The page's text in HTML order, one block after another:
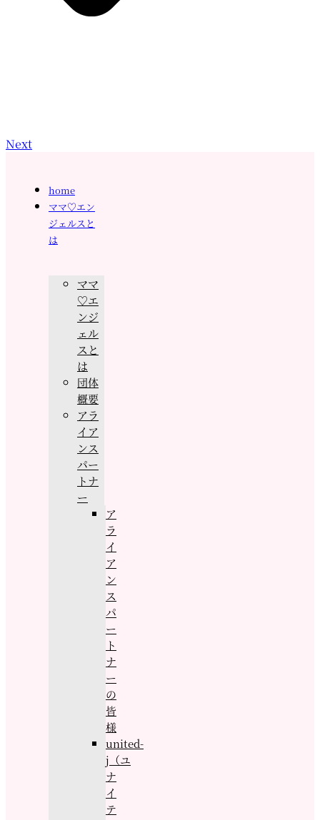
Next
home
ママ♡エン
ジェルスと
は
ママ
♡エ
ンジ
ェル
スと
は
団体
概要
アラ
イア
ンス
パー
トナ
ー
ア
ラ
イ
ア
ン
ス
パ
ー
ト
ナ
ー
の
皆
様
united-
j（ユ
ナ
イ
テ